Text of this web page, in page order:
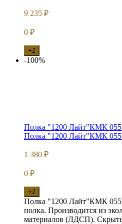
9 235 ₽
0 ₽
+1
-100%
Полка "1200 Лайт"КМК
Полка "1200 Лайт"КМК
1 380 ₽
0 ₽
+1
Полка "1200 Лайт"КМК
полка. Производится из
материалов (ЛДСП).